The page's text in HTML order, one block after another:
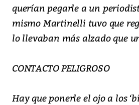
querían pegarle a un
mismo Martinelli tuvo que
lo llevaban más alzado que
CONTACTO PELIGROSO
Hay que ponerle el ojo a los